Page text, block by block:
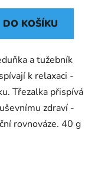
DO KOŠÍKU
a tužebník
k relaxaci -
Třezalka přispívá
zdraví -
rovnováze. 40 g